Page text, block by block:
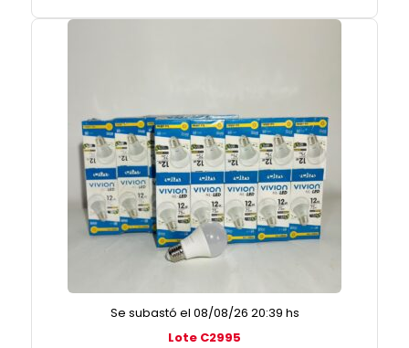
Se subastó el 08/08/26 20:39 hs
Lote C2995